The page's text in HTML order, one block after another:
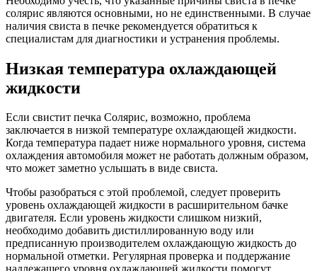
солярис являются основными, но не единственными. В случае
наличия свиста в печке рекомендуется обратиться к
специалистам для диагностики и устранения проблемы.
Низкая температура охлаждающей
жидкости
Если свистит печка Солярис, возможно, проблема
заключается в низкой температуре охлаждающей жидкости.
Когда температура падает ниже нормального уровня, система
охлаждения автомобиля может не работать должным образом,
что может заметно услышать в виде свиста.
Чтобы разобраться с этой проблемой, следует проверить
уровень охлаждающей жидкости в расширительном бачке
двигателя. Если уровень жидкости слишком низкий,
необходимо добавить дистиллированную воду или
предписанную производителем охлаждающую жидкость до
нормальной отметки. Регулярная проверка и поддержание